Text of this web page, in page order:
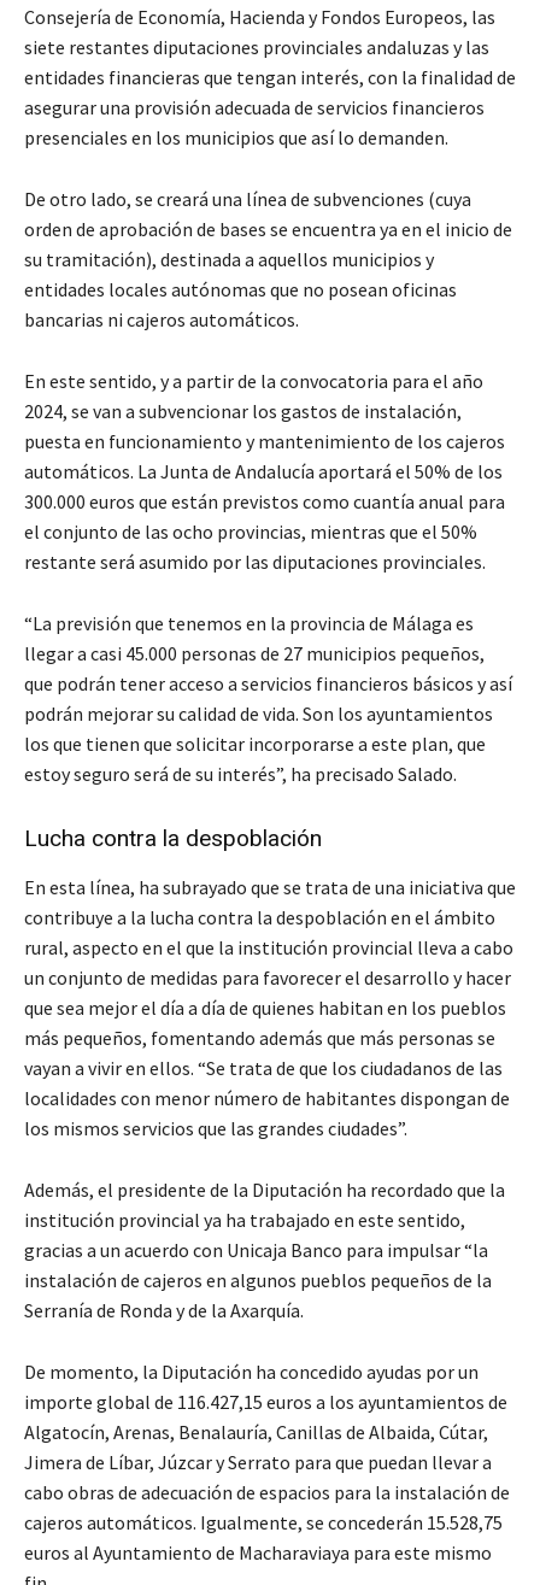
Consejería de Economía, Hacienda y Fondos Europeos, las
siete restantes diputaciones provinciales andaluzas y las
entidades financieras que tengan interés, con la finalidad de
asegurar una provisión adecuada de servicios financieros
presenciales en los municipios que así lo demanden.
De otro lado, se creará una línea de subvenciones (cuya
orden de aprobación de bases se encuentra ya en el inicio de
su tramitación), destinada a aquellos municipios y
entidades locales autónomas que no posean oficinas
bancarias ni cajeros automáticos.
En este sentido, y a partir de la convocatoria para el año
2024, se van a subvencionar los gastos de instalación,
puesta en funcionamiento y mantenimiento de los cajeros
automáticos. La Junta de Andalucía aportará el 50% de los
300.000 euros que están previstos como cuantía anual para
el conjunto de las ocho provincias, mientras que el 50%
restante será asumido por las diputaciones provinciales.
“La previsión que tenemos en la provincia de Málaga es
llegar a casi 45.000 personas de 27 municipios pequeños,
que podrán tener acceso a servicios financieros básicos y así
podrán mejorar su calidad de vida. Son los ayuntamientos
los que tienen que solicitar incorporarse a este plan, que
estoy seguro será de su interés”, ha precisado Salado.
Lucha contra la despoblación
En esta línea, ha subrayado que se trata de una iniciativa que
contribuye a la lucha contra la despoblación en el ámbito
rural, aspecto en el que la institución provincial lleva a cabo
un conjunto de medidas para favorecer el desarrollo y hacer
que sea mejor el día a día de quienes habitan en los pueblos
más pequeños, fomentando además que más personas se
vayan a vivir en ellos. “Se trata de que los ciudadanos de las
localidades con menor número de habitantes dispongan de
los mismos servicios que las grandes ciudades”.
Además, el presidente de la Diputación ha recordado que la
institución provincial ya ha trabajado en este sentido,
gracias a un acuerdo con Unicaja Banco para impulsar “la
instalación de cajeros en algunos pueblos pequeños de la
Serranía de Ronda y de la Axarquía.
De momento, la Diputación ha concedido ayudas por un
importe global de 116.427,15 euros a los ayuntamientos de
Algatocín, Arenas, Benalauría, Canillas de Albaida, Cútar,
Jimera de Líbar, Júzcar y Serrato para que puedan llevar a
cabo obras de adecuación de espacios para la instalación de
cajeros automáticos. Igualmente, se concederán 15.528,75
euros al Ayuntamiento de Macharaviaya para este mismo